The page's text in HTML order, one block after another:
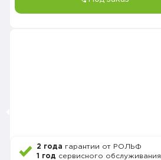
2 года гарантии от РОЛЬФ
1 год сервисного обслуживания